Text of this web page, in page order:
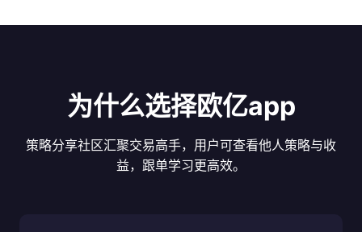
为什么选择欧亿app
策略分享社区汇聚交易高手，用户可查看他人策略与收
益，跟单学习更高效。